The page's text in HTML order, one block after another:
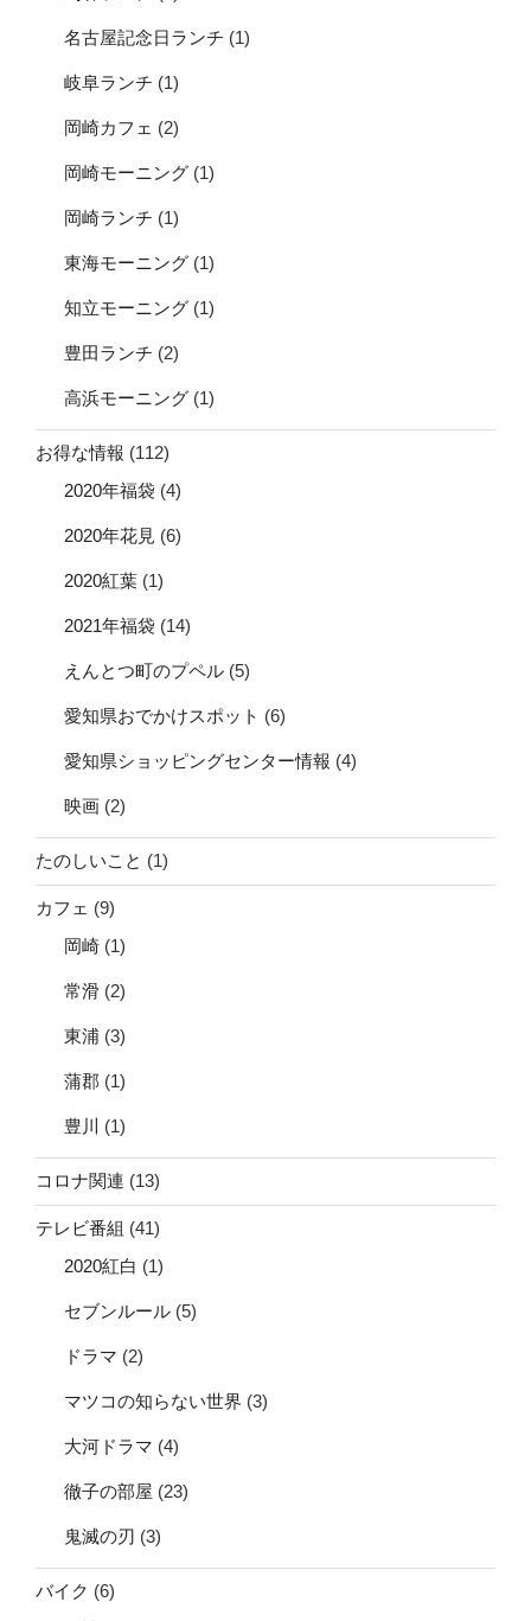
名古屋記念日ランチ (1)
岐阜ランチ (1)
岡崎カフェ (2)
岡崎モーニング (1)
岡崎ランチ (1)
東海モーニング (1)
知立モーニング (1)
豊田ランチ (2)
高浜モーニング (1)
お得な情報 (112)
2020年福袋 (4)
2020年花見 (6)
2020紅葉 (1)
2021年福袋 (14)
えんとつ町のプペル (5)
愛知県おでかけスポット (6)
愛知県ショッピングセンター情報 (4)
映画 (2)
たのしいこと (1)
カフェ (9)
岡崎 (1)
常滑 (2)
東浦 (3)
蒲郡 (1)
豊川 (1)
コロナ関連 (13)
テレビ番組 (41)
2020紅白 (1)
セブンルール (5)
ドラマ (2)
マツコの知らない世界 (3)
大河ドラマ (4)
徹子の部屋 (23)
鬼滅の刃 (3)
バイク (6)